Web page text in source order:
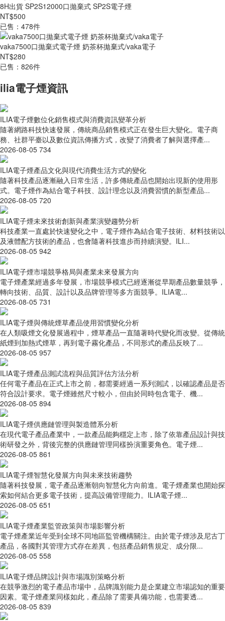
8H出貨 SP2S12000口拋棄式 SP2S電子煙
NT$500
已售：478件
vaka7500口拋棄式電子煙 奶茶杯拋棄式/vaka電子
NT$280
已售：826件
ilia電子煙資訊
ILIA電子煙數位化銷售模式與消費資訊變革分析
隨著網路科技快速發展，傳統商品銷售模式正在發生巨大變化。電子商
務、社群平臺以及數位資訊傳播方式，改變了消費者了解與選擇產...
2026-08-05 734
ILIA電子煙產品文化與現代消費生活方式的變化
隨著科技產品逐漸融入日常生活，許多傳統產品也開始出現新的使用形
式。電子煙作為結合電子科技、設計理念以及消費習慣的新型產品...
2026-08-05 720
ILIA電子煙未來技術創新與產業演變趨勢分析
科技產業一直處於快速變化之中，電子煙作為結合電子技術、材料技術以
及液體配方技術的產品，也會隨著科技進步而持續演變。ILI...
2026-08-05 942
ILIA電子煙市場競爭格局與產業未來發展方向
電子煙產業經過多年發展，市場競爭模式已經逐漸從早期產品數量競爭，
轉向技術、品質、設計以及品牌管理等多方面競爭。ILIA電...
2026-08-05 731
ILIA電子煙與傳統煙草產品使用習慣變化分析
在人類吸煙文化發展過程中，煙草產品一直隨著時代變化而改變。從傳統
紙煙到加熱式煙草，再到電子霧化產品，不同形式的產品反映了...
2026-08-05 957
ILIA電子煙產品測試流程與品質評估方法分析
任何電子產品在正式上市之前，都需要經過一系列測試，以確認產品是否
符合設計要求。電子煙雖然尺寸較小，但由於同時包含電子、機...
2026-08-05 894
ILIA電子煙供應鏈管理與製造體系分析
在現代電子產品產業中，一款產品能夠穩定上市，除了依靠產品設計與技
術研發之外，背後完整的供應鏈管理同樣扮演重要角色。電子煙...
2026-08-05 861
ILIA電子煙智慧化發展方向與未來技術趨勢
隨著科技發展，電子產品逐漸朝向智慧化方向前進。電子煙產業也開始探
索如何結合更多電子技術，提高設備管理能力。ILIA電子煙...
2026-08-05 651
ILIA電子煙產業監管政策與市場影響分析
電子煙產業近年受到全球不同地區監管機構關注。由於電子煙涉及尼古丁
產品，各國對其管理方式存在差異，包括產品銷售規定、成分限...
2026-08-05 558
ILIA電子煙品牌設計與市場識別策略分析
在競爭激烈的電子產品市場中，品牌識別能力是企業建立市場認知的重要
因素。電子煙產業同樣如此，產品除了需要具備功能，也需要透...
2026-08-05 839